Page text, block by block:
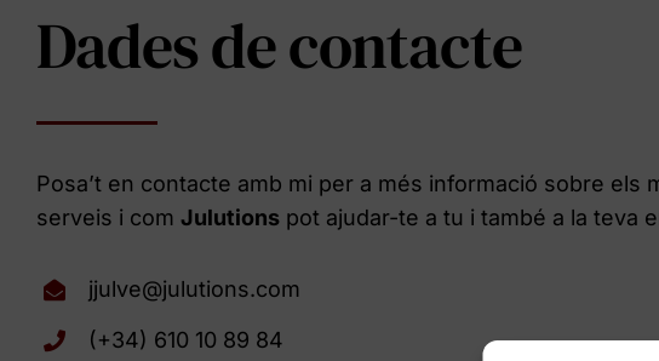
Dades de contacte
Posa’t en contacte amb mi per a més informació sobre els
serveis i com Julutionspot ajudar-te a tu i també a la teva
jjulve@julutions.com
(+34) 610 10 89 84